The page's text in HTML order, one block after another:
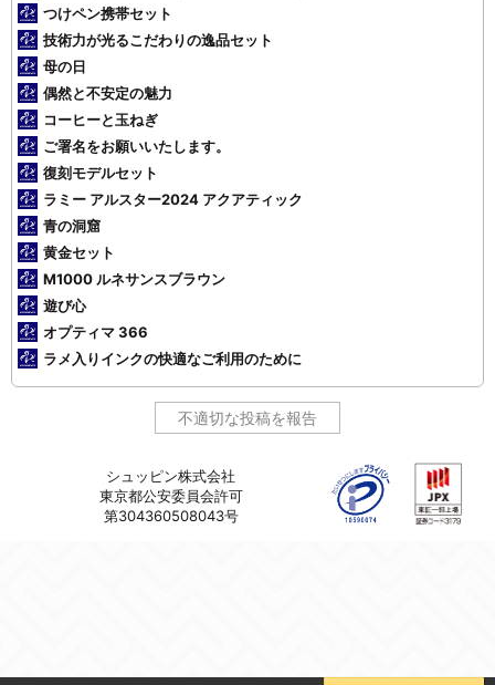
つけペン携帯セット
技術力が光るこだわりの逸品セット
母の日
偶然と不安定の魅力
コーヒーと玉ねぎ
ご署名をお願いいたします。
復刻モデルセット
ラミー アルスター2024 アクアティック
青の洞窟
黄金セット
M1000 ルネサンスブラウン
遊び心
オプティマ 366
ラメ入りインクの快適なご利用のために
不適切な投稿を報告
シュッピン株式会社
東京都公安委員会許可
第304360508043号